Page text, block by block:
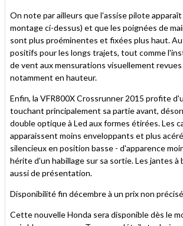
On note par ailleurs que l'assise pilote
montage ci-dessus) et que les poignées de
sont plus proéminentes et fixées plus haut.
positifs pour les longs trajets, tout comme
de vent aux mensurations visuellement revues
notamment en hauteur.
Enfin, la VFR800X Crossrunner 2015 profite
touchant principalement sa partie avant,
double optique à Led aux formes étirées. Les
apparaissent moins enveloppants et plus
silencieux en position basse - d'apparence
hérite d'un habillage sur sa sortie. Les jantes à
aussi de présentation.
Disponibilité fin décembre à un prix non précisé
Cette nouvelle Honda sera disponible dès le